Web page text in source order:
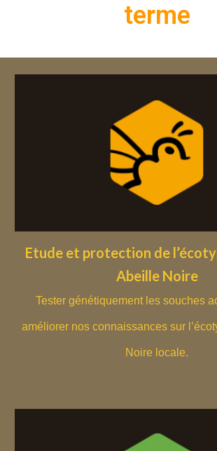
terme
Etude et protection de
Abeille Noire
Tester génétiquement les souches
améliorer nos connaissances sur
Noire locale.